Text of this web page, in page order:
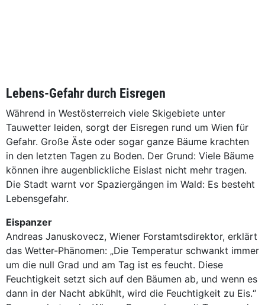
Lebens-Gefahr durch Eisregen
Während in Westösterreich viele Skigebiete unter
Tauwetter leiden, sorgt der Eisregen rund um Wien für
Gefahr. Große Äste oder sogar ganze Bäume krachten
in den letzten Tagen zu Boden. Der Grund: Viele Bäume
können ihre augenblickliche Eislast nicht mehr tragen.
Die Stadt warnt vor Spaziergängen im Wald: Es besteht
Lebensgefahr.
Eispanzer
Andreas Januskovecz, Wiener Forstamtsdirektor, erklärt
das Wetter-Phänomen: „Die Temperatur schwankt immer
um die null Grad und am Tag ist es feucht. Diese
Feuchtigkeit setzt sich auf den Bäumen ab, und wenn es
dann in der Nacht abkühlt, wird die Feuchtigkeit zu Eis.“